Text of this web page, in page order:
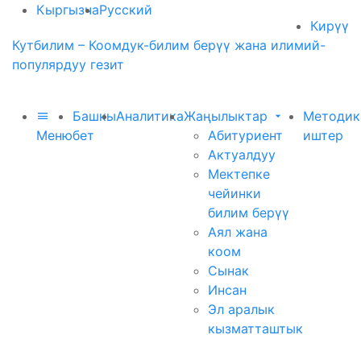
КыргызчаРусский
Кирүү
Кутбилим – Коомдук-билим берүү жана илимий-
популярдуу гезит
Меню
Башкы
бет
АналитикаЖаңылыктар
Абитуриент
Актуалдуу
Мектепке
чейинки
билим берүү
Аял жана
коом
Сынак
Инсан
Эл аралык
кызматташтык
иштер